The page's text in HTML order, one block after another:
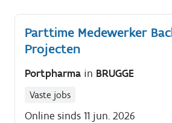
Parttime Medewerker
Projecten
Portpharma in BRUGGE
Vaste jobs
Online sinds 11 jun. 2026